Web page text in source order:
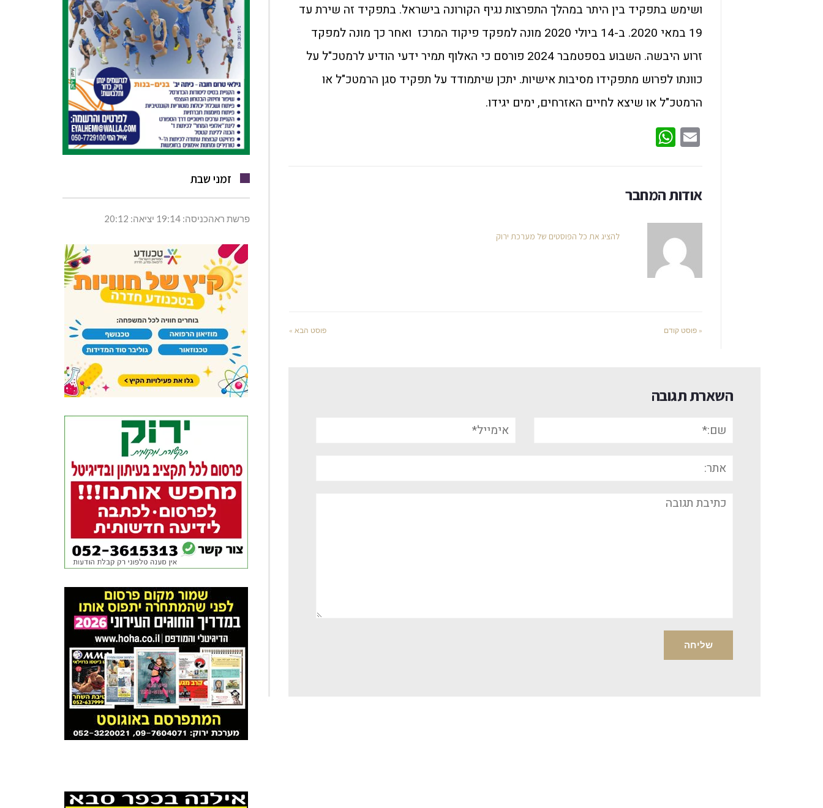
ושימש בתפקיד בין היתר במהלך התפרצות נגיף הקורונה בישראל. בתפקיד זה שירת עד
19 במאי 2020. ב-14 ביולי 2020 מונה למפקד פיקוד המרכז ואחר כך מונה למפקד
זרוע היבשה. השבוע בספטמבר 2024 פורסם כי האלוף תמיר ידעי הודיע לרמטכ"ל על
כוונתו לפרוש מתפקידו מסיבות אישיות. יתכן שיתמודד על תפקיד סגן הרמטכ"ל או
הרמטכ"ל או שיצא לחיים האזרחים, ימים יגידו.
Email
אודות המחבר
להציג את כל הפוסטים של מערכת ירוק
« פוסט קודם פוסט הבא »
השארת תגובה
אימייל*
תגובה
זמני שבת
פרשת ראהכניסה: 19:14 יציאה: 20:12